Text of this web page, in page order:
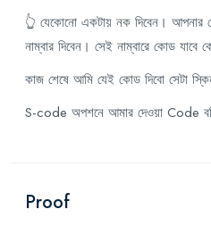
👆 যেকোনো একটায় নক দিবেন। আপনার
নাম্বার দিবেন। সেই নাম্বারে কোড যাবে
কাজ শেষে আমি যেই কোড দিবো সেটা
S-code অপশনে আমার দেওয়া Code
Proof